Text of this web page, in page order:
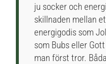
ju socker och
skillnaden mellan
energigodis som
som Bubs eller
man först tror.